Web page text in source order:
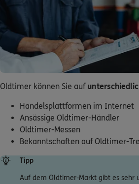
Oldtimer können Sie auf
Handelsplattformen im Internet
Ansässige Oldtimer-Händler
Oldtimer-Messen
Bekanntschaften auf Oldtimer-
Tipp
Auf dem Oldtimer-Markt gibt es sehr